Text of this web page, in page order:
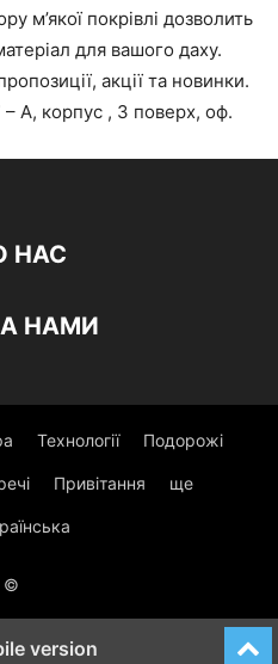
м’якої покрівлі дозволить
для вашого даху.
акції та новинки.
А, корпус , 3 поверх, оф.
НАС
НАМИ
Технології Подорожі
Привітання ще
©
version